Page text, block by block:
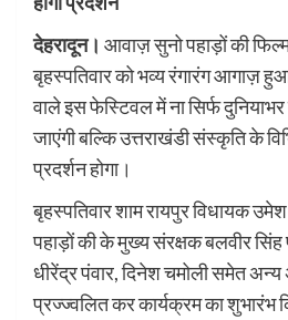
देहरादून। आवाज़ सुनो पहाड़ों की
बृहस्पतिवार को भव्य रंगारंग आगाज़
वाले इस फेस्टिवल में ना सिर्फ
जाएंगी बल्कि उत्तराखंडी संस्कृति के
प्रदर्शन होगा।
बृहस्पतिवार शाम रायपुर विधायक
पहाड़ों की के मुख्य संरक्षक बलवीर
धीरेंद्र पंवार, दिनेश चमोली समेत अन्य
प्रज्ज्वलित कर कार्यक्रम का शुभारंभ